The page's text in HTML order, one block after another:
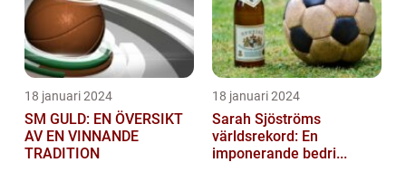
18 januari 2024
SM GULD: EN ÖVERSIKT
AV EN VINNANDE
TRADITION
18 januari 2024
Sarah Sjöströms
världsrekord: En
imponerande bedri...